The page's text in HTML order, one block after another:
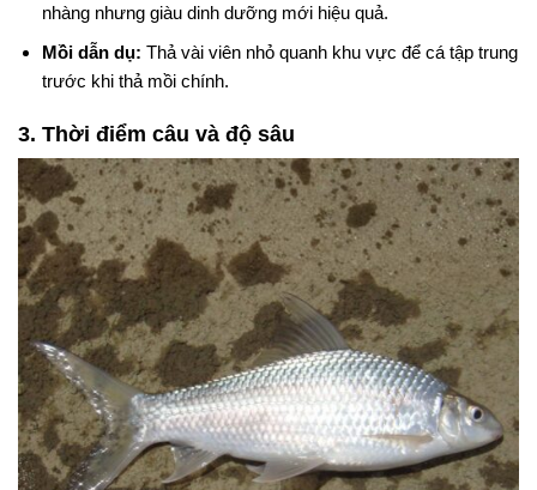
nhàng nhưng giàu dinh dưỡng mới hiệu quả.
Mồi dẫn dụ: Thả vài viên nhỏ quanh khu vực để cá tập trung
trước khi thả mồi chính.
3. Thời điểm câu và độ sâu